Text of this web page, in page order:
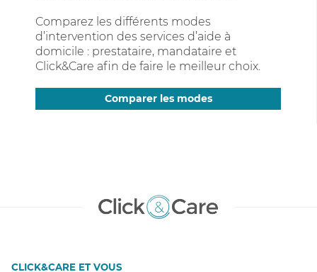
Comparez les différents modes
d’intervention des services d’aide à
domicile : prestataire, mandataire et
Click&Care afin de faire le meilleur choix.
Comparer les modes
CLICK&CARE ET VOUS